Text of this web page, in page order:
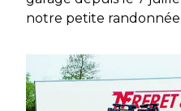
notre petite randonnée